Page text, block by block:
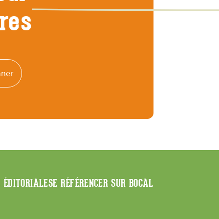
SE RÉFÉRENCER SUR BOCAL